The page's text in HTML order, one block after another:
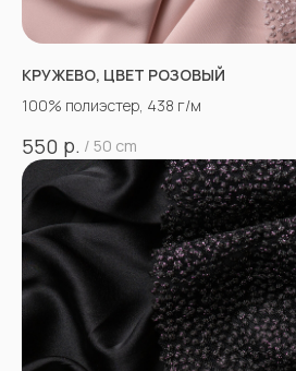
КРУЖЕВО, ЦВЕТ РОЗОВЫЙ
100% полиэстер, 438 г/м
550 р. / 50 cm